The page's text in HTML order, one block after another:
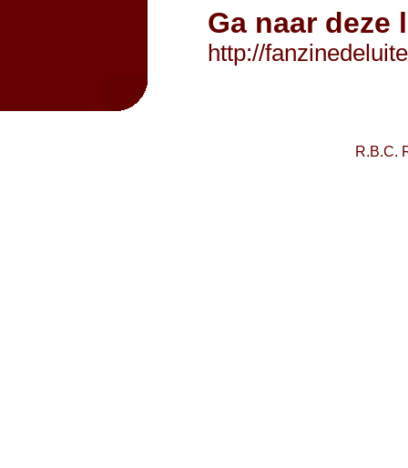
Ga naar
http://
R.B.C.